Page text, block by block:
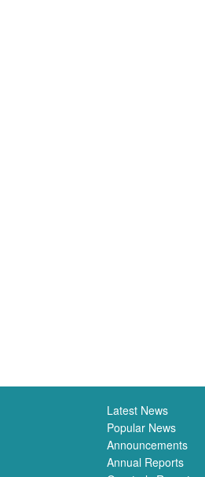
Latest News
Popular News
Announcements
Annual Reports